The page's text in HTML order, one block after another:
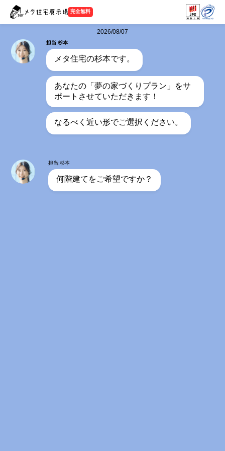
完全無料
2026/08/07
担当:杉本
メタ住宅の杉本です。
あなたの「夢の家づくりプラン」をサ
ポートさせていただきます！
なるべく近い形でご選択ください。
担当:杉本
何階建てをご希望ですか？